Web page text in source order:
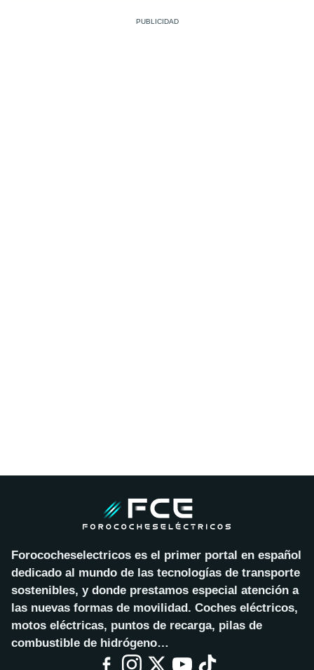
Forococheselectricos es el primer portal en español
dedicado al mundo de las tecnologías de transporte
sostenibles, y donde prestamos especial atención a
las nuevas formas de movilidad. Coches eléctricos,
motos eléctricas, puntos de recarga, pilas de
combustible de hidrógeno…